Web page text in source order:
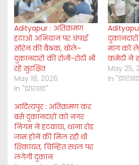
Adityapur : अतिक्रमण
हटाओ अभियान पर चंपाई
सोरेन की बैठक, बोले-
दुकानदारों की रोजी-रोटी भी
रहे सुरक्षित
May 18, 2026
In "झारखंड"
मांग को
कमेटी ने
May 25,
In
आदित्यपुर : अतिक्रमण कर
बसे दुकानदारों को नगर
निगम ने हटवाया, थाना रोड
जाम होने की मिल रही थी
शिकायत, चिन्हित स्थल पर
लगेगी दुकान